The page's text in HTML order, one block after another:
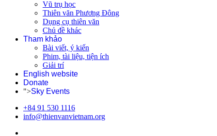
Vũ trụ học
Thiên văn Phương Đông
Dụng cụ thiên văn
Chủ đề khác
Tham khảo
Bài viết, ý kiến
Phim, tài liệu, tiện ích
Giải trí
English website
Donate
">Sky Events
+84 91 530 1116
info@thienvanvietnam.org